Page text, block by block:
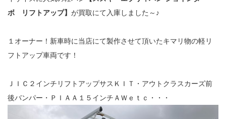
ボ リフトアップ】 が買取にて入庫しました～♪
１オーナー！新車時に当店にて製作させて頂いたキマリ物の軽リ
フトアップ車両です！
ＪＩＣ２インチリフトアップサスＫＩＴ・アウトクラスカーズ前
後バンパー・ＰＩＡＡ１５インチＡＷｅｔｃ・・・